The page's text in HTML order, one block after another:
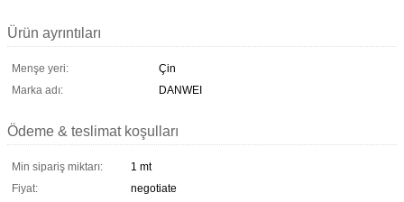
Ürün ayrıntıları
Menşe yeri:
Çin
Marka adı:
DANWEI
Ödeme & teslimat koşulları
Min sipariş miktarı:
1 mt
Fiyat:
negotiate